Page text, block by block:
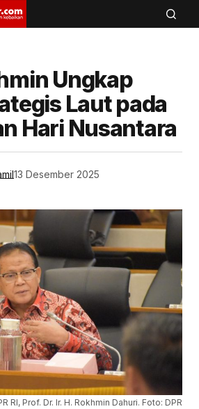
Ungkap
Laut pada
Hari Nusantara
13 Desember 2025
RI, Prof. Dr. Ir. H. Rokhmin Dahuri. Foto: DPR